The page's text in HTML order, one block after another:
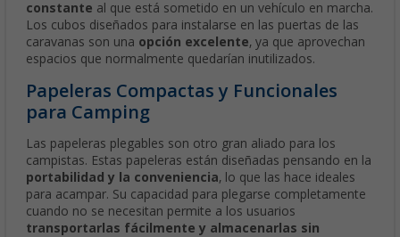
constante al que está sometido en un vehículo en marcha.
Los cubos diseñados para instalarse en las puertas de las
caravanas son una opción excelente, ya que aprovechan
espacios que normalmente quedarían inutilizados.
Papeleras Compactas y Funcionales
para Camping
Las papeleras plegables son otro gran aliado para los
campistas. Estas papeleras están diseñadas pensando en la
portabilidad y la conveniencia, lo que las hace ideales
para acampar. Su capacidad para plegarse completamente
cuando no se necesitan permite a los usuarios
transportarlas fácilmente y almacenarlas sin